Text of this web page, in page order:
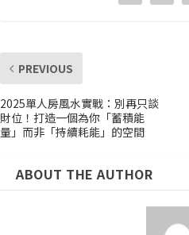
PREVIOUS
2025單人房風水實戰：別再只談
財位！打造一個為你「蓄積能
量」而非「持續耗能」的空間
ABOUT THE AUTHOR